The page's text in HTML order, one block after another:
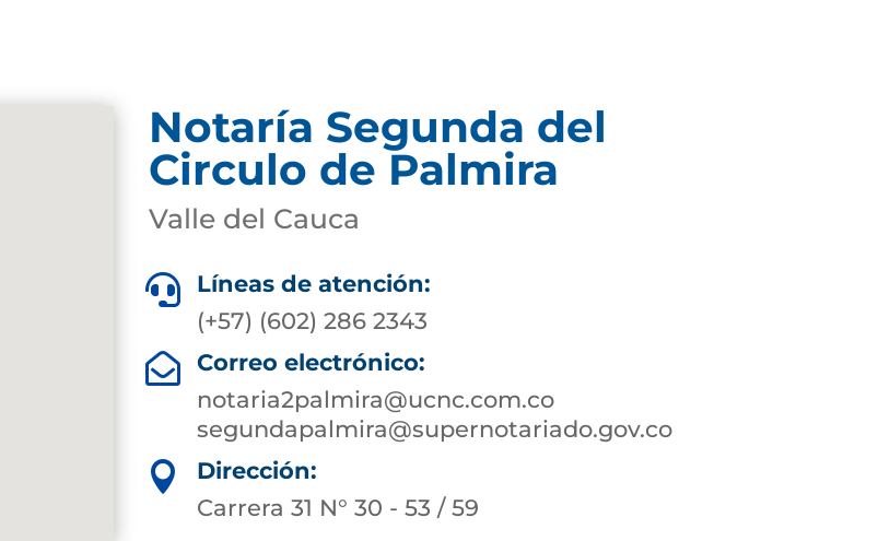
Notaría Segunda del
Circulo de Palmira
Valle del Cauca

Líneas de atención:
(+57) (602) 286 2343

Correo electrónico:
notaria2palmira@ucnc.com.co
segundapalmira@supernotariado.gov.co

Dirección:
Carrera 31 N° 30 - 53 / 59